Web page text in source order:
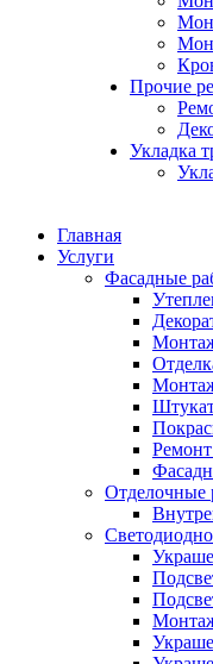
Прочие
Укладка
Главная
Услуги
Фасадные
Отделочные